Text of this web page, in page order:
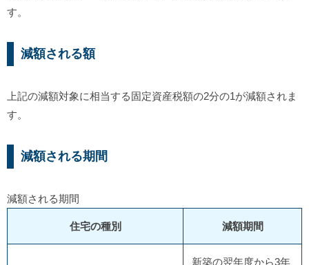
す。
減額される額
上記の減額対象に相当する固定資産税額の2分の1が減額されま
す。
減額される期間
減額される期間
住宅の種別 減額期間
新築の翌年度から3年